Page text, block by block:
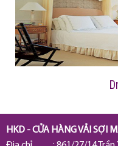
HKD - CỬA HÀNG VẢI SỢI